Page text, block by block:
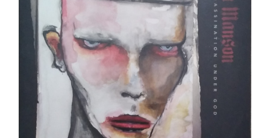
Ajouter au panier Détails